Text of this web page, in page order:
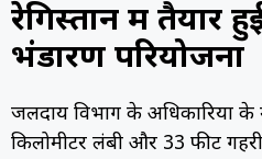
रेगिस्तान में तैयार
भंडारण परियोजना
जलदाय विभाग के अधिकारियों
किलोमीटर लंबी और 33 फीट गहरी